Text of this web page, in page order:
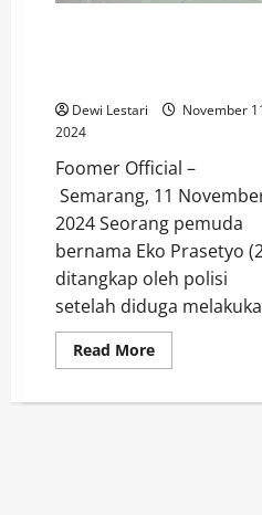
Dewi Lestari
November
2024
Foomer Official –
Semarang, 11
2024 Seorang pemuda
bernama Eko Prasetyo
ditangkap oleh polisi
setelah diduga
Read MoreRead
more
di